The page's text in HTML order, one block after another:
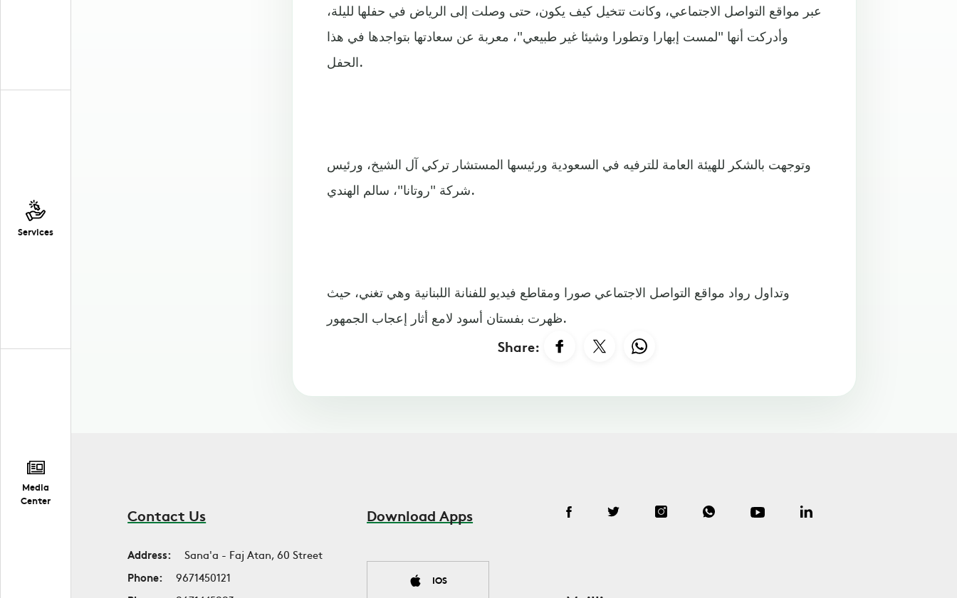
Services
Media
Center
عبر مواقع التواصل الاجتماعي، وكانت تتخيل كيف يكون، حتى وصلت إلى الرياض في حفلها لليلة،
وأدركت أنها "لمست إبهارا وتطورا وشيئا غير طبيعي"، معربة عن سعادتها بتواجدها في هذا
الحفل.
وتوجهت بالشكر للهيئة العامة للترفيه في السعودية ورئيسها المستشار تركي آل الشيخ، ورئيس
شركة "روتانا"، سالم الهندي.
وتداول رواد مواقع التواصل الاجتماعي صورا ومقاطع فيديو للفنانة اللبنانية وهي تغني، حيث
ظهرت بفستان أسود لامع أثار إعجاب الجمهور.
Share:
Contact Us
Address:
Sana'a - Faj Atan, 60 Street
Phone:
9671450121
Download Apps
IOS